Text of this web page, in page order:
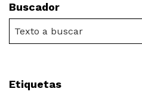
Buscador
Etiquetas